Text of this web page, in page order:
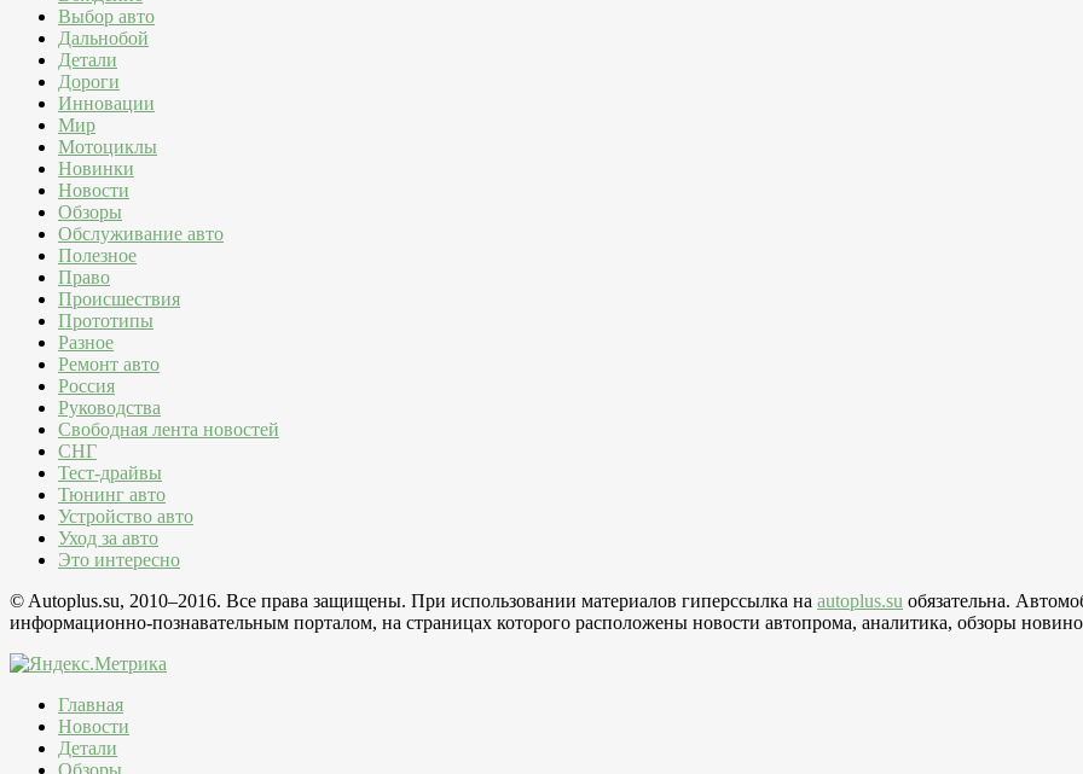
Выбор авто
Дальнобой
Детали
Дороги
Инновации
Мир
Мотоциклы
Новинки
Новости
Обзоры
Обслуживание авто
Полезное
Право
Происшествия
Прототипы
Разное
Ремонт авто
Россия
Руководства
Свободная лента новостей
СНГ
Тест-драйвы
Тюнинг авто
Устройство авто
Уход за авто
Это интересно
© Autoplus.su, 2010–2016. Все права защищены. При использовании материалов гиперссылка на autoplus.su обязательна.
информационно-познавательным порталом, на страницах которого расположены новости автопрома, аналитика, обзоры
Главная
Новости
Детали